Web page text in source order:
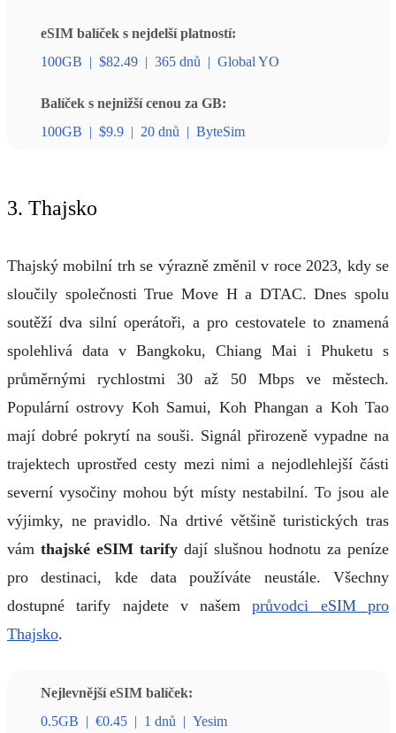
eSIM balíček s nejdelší platností:
100GB | $82.49 | 365 dnů | Global YO
Balíček s nejnižší cenou za GB:
100GB | $9.9 | 20 dnů | ByteSim
3. Thajsko
Thajský mobilní trh se výrazně změnil v roce 2023, kdy se
sloučily společnosti True Move H a DTAC. Dnes spolu
soutěží dva silní operátoři, a pro cestovatele to znamená
spolehlivá data v Bangkoku, Chiang Mai i Phuketu s
průměrnými rychlostmi 30 až 50 Mbps ve městech.
Populární ostrovy Koh Samui, Koh Phangan a Koh Tao
mají dobré pokrytí na souši. Signál přirozeně vypadne na
trajektech uprostřed cesty mezi nimi a nejodlehlejší části
severní vysočiny mohou být místy nestabilní. To jsou ale
výjimky, ne pravidlo. Na drtivé většině turistických tras
vám thajské eSIM tarify dají slušnou hodnotu za peníze
pro destinaci, kde data používáte neustále. Všechny
dostupné tarify najdete v našemprůvodci eSIM pro
Thajsko.
Nejlevnější eSIM balíček:
0.5GB | €0.45 | 1 dnů | Yesim